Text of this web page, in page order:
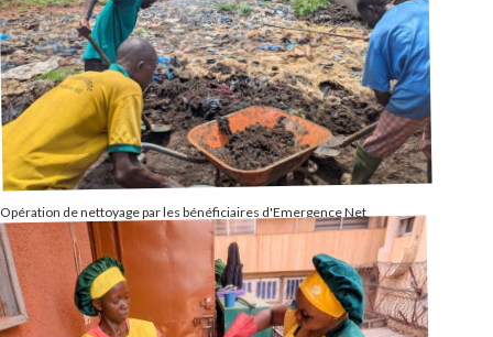
Opération de nettoyage par les bénéficiaires d'Emergence Net